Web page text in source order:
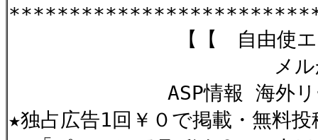
【【 自由使エル
メルかー
ASP情報 海外リード
★独占広告1回￥０で掲載・無料